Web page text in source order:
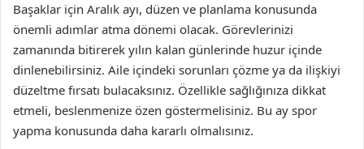
Başaklar için Aralık ayı, düzen ve planlama konusunda
önemli adımlar atma dönemi olacak. Görevlerinizi
zamanında bitirerek yılın kalan günlerinde huzur içinde
dinlenebilirsiniz. Aile içindeki sorunları çözme ya da ilişkiyi
düzeltme fırsatı bulacaksınız. Özellikle sağlığınıza dikkat
etmeli, beslenmenize özen göstermelisiniz. Bu ay spor
yapma konusunda daha kararlı olmalısınız.